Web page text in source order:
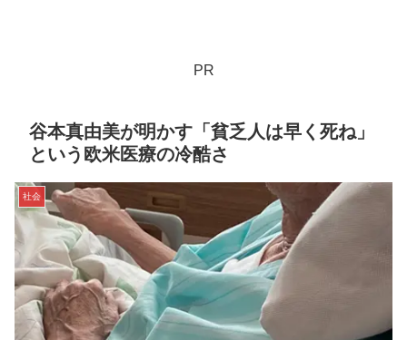
PR
谷本真由美が明かす「貧乏人は早く死ね」
という欧米医療の冷酷さ
社会